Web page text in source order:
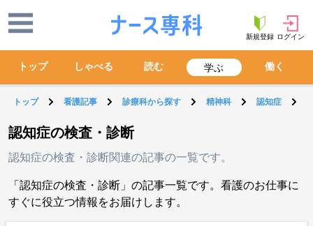
新規登録 ログイン
トップ しゃべる 読む 学ぶ 働く
トップ 看護記事 診療科から探す 精神科 認知症
認知症の検査・診断
認知症の検査・診断関連の記事の一覧です。
「認知症の検査・診断」の記事一覧です。看護のお仕事に
すぐに役立つ情報をお届けします。